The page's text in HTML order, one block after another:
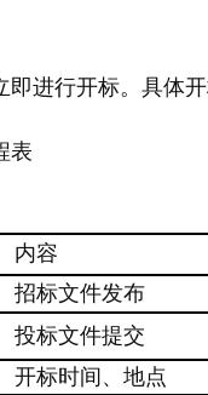
进行开标。具体
表
内容
招标文件发布
投标文件提交
开标时间、地点